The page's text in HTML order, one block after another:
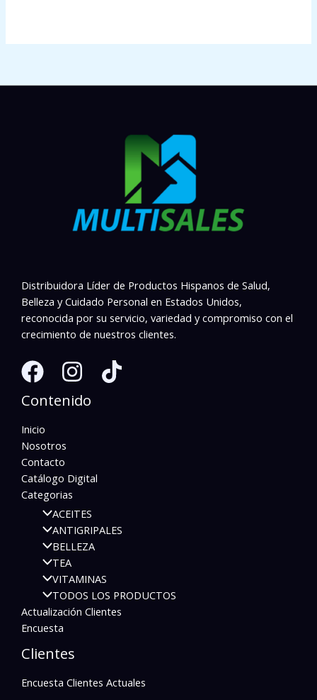
Distribuidora Líder de Productos Hispanos de Salud,
Belleza y Cuidado Personal en Estados Unidos,
reconocida por su servicio, variedad y compromiso con el
crecimiento de nuestros clientes.
Contenido
Inicio
Nosotros
Contacto
Catálogo Digital
Categorias
ACEITES
ANTIGRIPALES
BELLEZA
TEA
VITAMINAS
TODOS LOS PRODUCTOS
Actualización Clientes
Encuesta
Clientes
Encuesta Clientes Actuales